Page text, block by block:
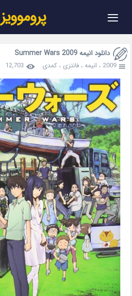
≡ پروموویز
دانلود انیمه Summer Wars 2009
2009 ، انیمه ،فانتزی ،کمدی 12,703